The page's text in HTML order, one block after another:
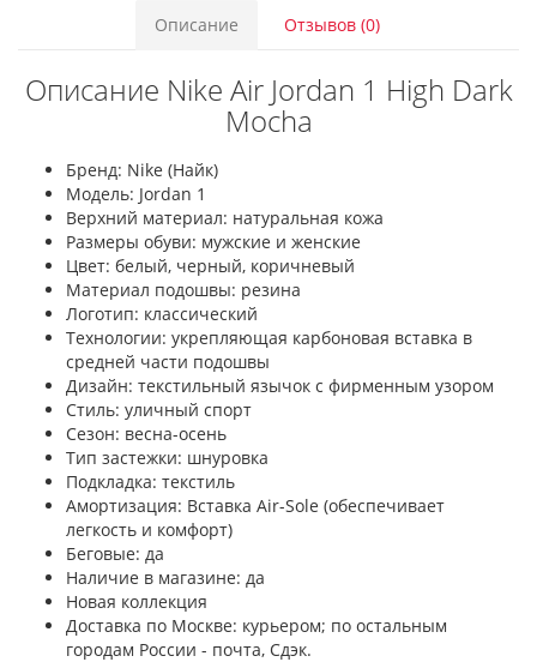
Описание Отзывов (0)
Описание Nike Air Jordan 1 High Dark
Mocha
Бренд: Nike (Найк)
Модель: Jordan 1
Верхний материал: натуральная кожа
Размеры обуви: мужские и женские
Цвет: белый, черный, коричневый
Материал подошвы: резина
Логотип: классический
Технологии: укрепляющая карбоновая вставка в
средней части подошвы
Дизайн: текстильный язычок с фирменным узором
Стиль: уличный спорт
Сезон: весна-осень
Тип застежки: шнуровка
Подкладка: текстиль
Амортизация: Вставка Air-Sole (обеспечивает
легкость и комфорт)
Беговые: да
Наличие в магазине: да
Новая коллекция
Доставка по Москве: курьером; по остальным
городам России - почта, Сдэк.